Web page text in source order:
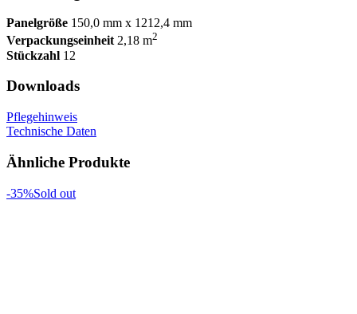
Panelgröße 150,0 mm x 1212,4 mm
Verpackungseinheit2,18 m2
Stückzahl 12
Downloads
Pflegehinweis
Technische Daten
Ähnliche Produkte
-35%Sold out